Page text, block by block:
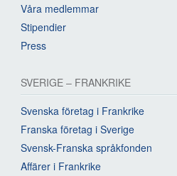
Våra medlemmar
Stipendier
Press
SVERIGE – FRANKRIKE
Svenska företag i Frankrike
Franska företag i Sverige
Svensk-Franska språkfonden
Affärer i Frankrike